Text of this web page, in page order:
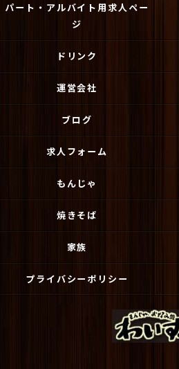
パート・アルバイト用求人ペー
ジ
ドリンク
運営会社
ブログ
求人フォーム
もんじゃ
焼きそば
家族
プライバシーポリシー